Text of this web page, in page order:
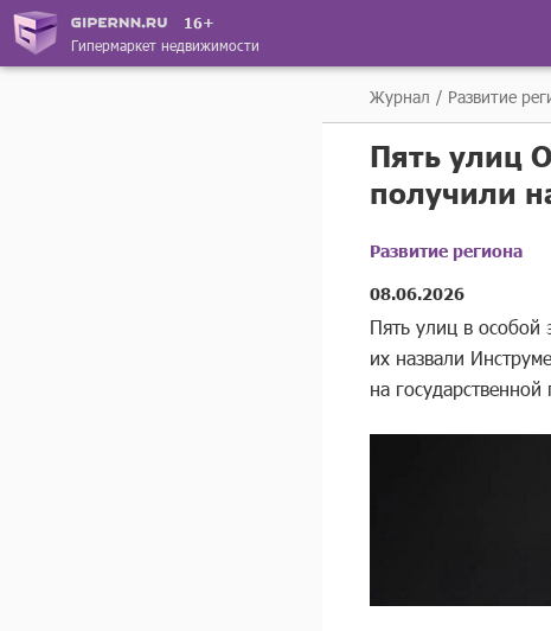
16+
Гипермаркет недвижимости
Журнал Развитие
Пять улиц
получили
Развитие региона
08.06.2026
Пять улиц в
их назвали
на